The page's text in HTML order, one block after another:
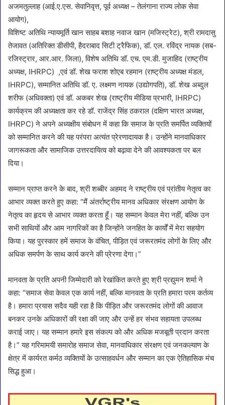
अजमतुल्लाह (आई.ए.एस. सेवानिवृत्त, पूर्व अध्यक्ष – तेलंगाना राज्य लोक सेवा
आयोग),
विशिष्ट अतिथि न्यायमूर्ति खान साहब बशाह नवाज खान (मजिस्ट्रेट), श्री रामदासु
तेजावत (अतिरिक्त डीसीपी, हैदराबाद सिटी ट्रैफिक), डॉ. एल. रविंद्र नायक (सब-
रजिस्ट्रार, आर.आर. जिला), विशेष अतिथि डॉ. एच. एम.डी. मुजाहिद (राष्ट्रीय
अध्यक्ष, IHRPC) ,एवं डॉ. शेख फराश शोएब रहमान (राष्ट्रीय अध्यक्ष मंडल,
IHRPC), सम्मानित अतिथि डॉ. ए. लक्ष्मण नायक (उद्योगपति), डॉ. शेख अब्दुल
शरीफ (अधिवक्ता) एवं डॉ. अकबर शेख (राष्ट्रीय मीडिया प्रभारी, IHRPC)
कार्यक्रम की अध्यक्षता कर रहे डॉ. राजेंद्र सिंह ठकराल (दक्षिण भारत अध्यक्ष,
IHRPC) ने अपने अध्यक्षीय संबोधन में कहा कि समाज के प्रति समर्पित व्यक्तियों
को सम्मानित करने की यह परंपरा अत्यंत प्रेरणादायक है। उन्होंने मानवाधिकार
जागरूकता और सामाजिक उत्तरदायित्व को बढ़ावा देने की आवश्यकता पर बल
दिया।
सम्मान प्राप्त करने के बाद, श्री शब्बीर अहमद ने राष्ट्रीय एवं प्रांतीय नेतृत्व का
आभार व्यक्त करते हुए कहा: “मैं अंतर्राष्ट्रीय मानव अधिकार संरक्षण आयोग के
नेतृत्व का हृदय से आभार व्यक्त करता हूँ। यह सम्मान केवल मेरा नहीं, बल्कि उन
सभी साथियों और आम नागरिकों का है जिन्होंने जनहित के कार्यों में मेरा सहयोग
किया। यह पुरस्कार हमें समाज के वंचित, पीड़ित एवं जरूरतमंद लोगों के लिए और
अधिक समर्पण के साथ कार्य करने की प्रेरणा देगा।”
मानवता के प्रति अपनी जिम्मेदारी को रेखांकित करते हुए श्री प्रद्युमन शर्मा ने
कहा: “समाज सेवा केवल एक कार्य नहीं, बल्कि मानवता के प्रति हमारा परम कर्तव्य
है। हमारा प्रयास सदैव यही रहा है कि पीड़ित और जरूरतमंद लोगों की आवाज
बनकर उनके अधिकारों की रक्षा की जाए और उन्हें हर संभव सहायता उपलब्ध
कराई जाए। यह सम्मान हमारे इस संकल्प को और अधिक मजबूती प्रदान करता
है।” यह गरिमामयी समारोह समाज सेवा, मानवाधिकार संरक्षण एवं जनकल्याण के
क्षेत्र में कार्यरत कर्मठ व्यक्तियों के उत्साहवर्धन और सम्मान का एक ऐतिहासिक मंच
सिद्ध हुआ।